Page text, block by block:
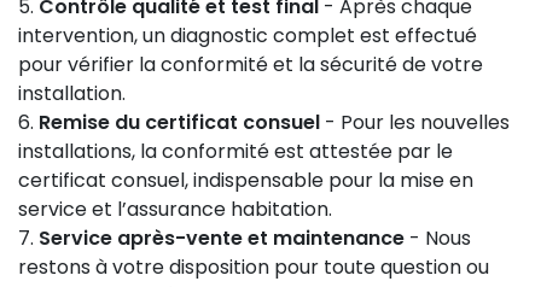
Contrôle qualité et test final - Après chaque
intervention, un diagnostic complet est effectué
pour vérifier la conformité et la sécurité de votre
installation.
Remise du certificat consuel - Pour les nouvelles
installations, la conformité est attestée par le
certificat consuel, indispensable pour la mise en
service et l’assurance habitation.
Service après-vente et maintenance - Nous
restons à votre disposition pour toute question ou